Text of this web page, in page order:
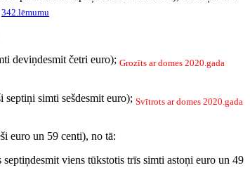
342.lēmumu
deviņdesmit četri euro); Grozīts ar domes 2020.gada
simti sešdesmit euro); Svītrots ar domes 2020.gada
euro un 59 centi), no tā:
viens tūkstotis trīs simti astoņi euro un 49